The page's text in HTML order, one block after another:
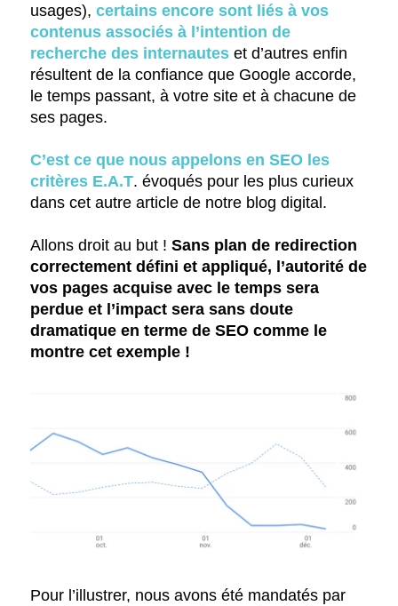
usages), certains encore sont liés à vos
contenus associés à l’intention de
recherche des internautes et d’autres enfin
résultent de la confiance que Google accorde,
le temps passant, à votre site et à chacune de
ses pages.
C’est ce que nous appelons en SEO les
critères E.A.T. évoqués pour les plus curieux
dans cet autre article de notre blog digital.
Allons droit au but ! Sans plan de redirection
correctement défini et appliqué, l’autorité de
vos pages acquise avec le temps sera
perdue et l’impact sera sans doute
dramatique en terme de SEO comme le
montre cet exemple !
Pour l’illustrer, nous avons été mandatés par